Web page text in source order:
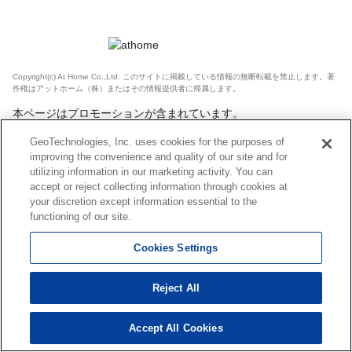
Copyright(c) At Home Co.,Ltd. このサイトに掲載している情報の無断転載を禁止します。著
作権はアットホーム（株）またはその情報提供者に帰属します。
本ページはプロモーションが含まれています。
GeoTechnologies, Inc. uses cookies for the purposes of
improving the convenience and quality of our site and for
utilizing information in our marketing activity. You can
accept or reject collecting information through cookies at
your discretion except information essential to the
functioning of our site.
Cookies Settings
Reject All
Accept All Cookies